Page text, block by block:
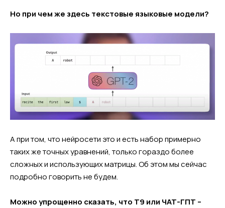
Но при чем же здесь текстовые языковые модели?
А при том, что нейросети это и есть набор примерно
таких же точных уравнений, только гораздо более
сложных и использующих матрицы. Об этом мы сейчас
подробно говорить не будем.
Можно упрощенно сказать, что Т9 или ЧАТ-ГПТ –